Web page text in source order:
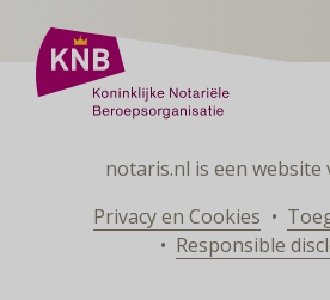
notaris.nl is een website
Privacy en Cookies
Responsible